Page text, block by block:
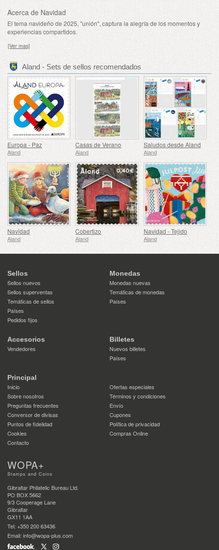
Acerca de Navidad
El tema navideño de 2025, "unión", captura la alegría de los momentos y
experiencias compartidos.
[Ver mas]
Aland - Sets de sellos recomendados
Europa - Paz
Aland
Casas de Verano
Aland
Saludos desde Aland
Aland
Navidad
Aland
Cobertizo
Aland
Navidad - Tejido
Aland
Sellos
Sellos nuevos
Sellos superventas
Temáticas de sellos
Países
Pedidos fijos
Monedas
Monedas nuevas
Temáticas de monedas
Países
Accesorios
Vendedores
Billetes
Nuevos billetes
Países
Principal
Inicio
Ofertas especiales
Sobre nosotros
Términos y condiciones
Preguntas frecuentes
Envío
Conversor de divisas
Cupones
Puntos de fidelidad
Política de privacidad
Cookies
Compras Online
Contacto
WOPA+
Stamps and Coins
Gibraltar Philatelic Bureau Ltd.
PO BOX 5662
9/3 Cooperage Lane
Gibraltar
GX11 1AA
Tel: +350 200 63436
Email: info@wopa-plus.com